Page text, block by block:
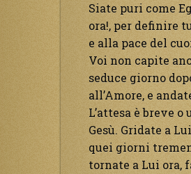
Siate puri come
ora!, per definire
e alla pace del
Voi non capite
seduce giorno
all’Amore, e
L’attesa è breve
Gesù. Gridate a
quei giorni
tornate a Lui ora,